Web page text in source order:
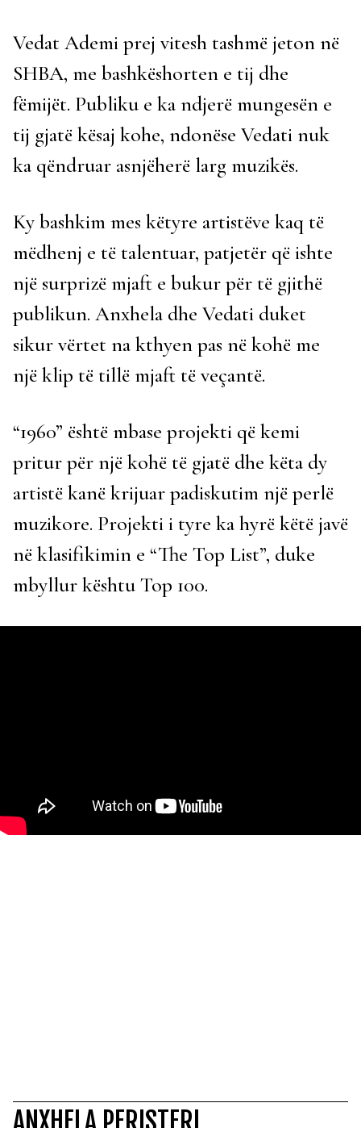
Vedat Ademi prej vitesh tashmë jeton në
SHBA, me bashkëshorten e tij dhe
fëmijët. Publiku e ka ndjerë mungesën e
tij gjatë kësaj kohe, ndonëse Vedati nuk
ka qëndruar asnjëherë larg muzikës.
Ky bashkim mes këtyre artistëve kaq të
mëdhenj e të talentuar, patjetër që ishte
një surprizë mjaft e bukur për të gjithë
publikun. Anxhela dhe Vedati duket
sikur vërtet na kthyen pas në kohë me
një klip të tillë mjaft të veçantë.
“1960” është mbase projekti që kemi
pritur për një kohë të gjatë dhe këta dy
artistë kanë krijuar padiskutim një perlë
muzikore. Projekti i tyre ka hyrë këtë javë
në klasifikimin e “The Top List”, duke
mbyllur kështu Top 100.